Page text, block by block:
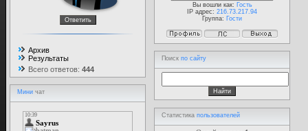
Архив
Результаты
Всего ответов: 444
Мини чат
Вы вошли как: Гость
IP адрес: 216.73.217.94
Группа: Гости
Поиск по сайту
Статистика пользователей